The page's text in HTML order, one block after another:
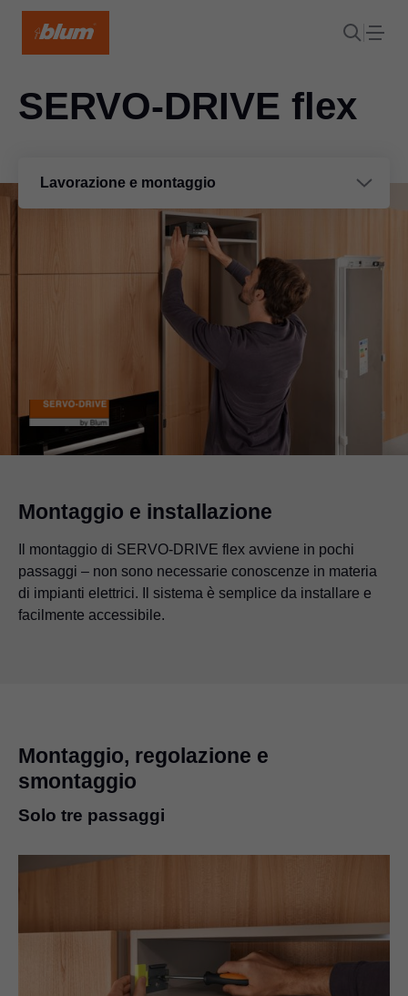
Lavorazione e montaggio
SERVO-DRIVE flex
Montaggio e installazione
Il montaggio di SERVO-DRIVE flex avviene in pochi
passaggi – non sono necessarie conoscenze in materia
di impianti elettrici. Il sistema è semplice da installare e
facilmente accessibile.
Montaggio, regolazione e
smontaggio
Solo tre passaggi